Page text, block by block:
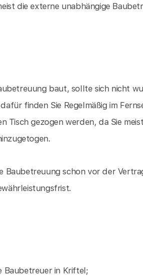
die externe unabhängige
baut, sollte sich nicht
finden Sie Regelmäßig im
Tisch gezogen werden, da Sie
Baubetreuung schon vor der
Baubetreuer in Kriftel;